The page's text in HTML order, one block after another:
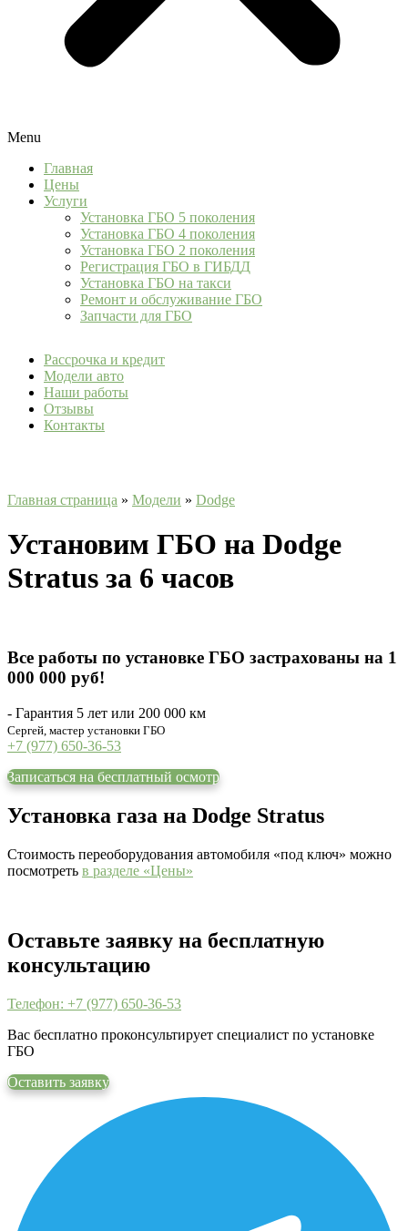
Menu
Главная
Цены
Услуги
Установка ГБО 5 поколения
Установка ГБО 4 поколения
Установка ГБО 2 поколения
Регистрация ГБО в ГИБДД
Установка ГБО на такси
Ремонт и обслуживание ГБО
Запчасти для ГБО
Рассрочка и кредит
Модели авто
Наши работы
Отзывы
Контакты
Главная страница » Модели » Dodge
Установим ГБО на Dodge
Stratus за 6 часов
Все работы по установке ГБО застрахованы на 1
000 000 руб!
- Гарантия 5 лет или 200 000 км
Сергей, мастер установки ГБО
+7 (977) 650-36-53
Записаться на бесплатный осмотр
Установка газа на Dodge Stratus
Стоимость переоборудования автомобиля «под ключ» можно
посмотреть в разделе «Цены»
Оставьте заявку на бесплатную
консультацию
Телефон: +7 (977) 650-36-53
Вас бесплатно проконсультирует специалист по установке
ГБО
Оставить заявку